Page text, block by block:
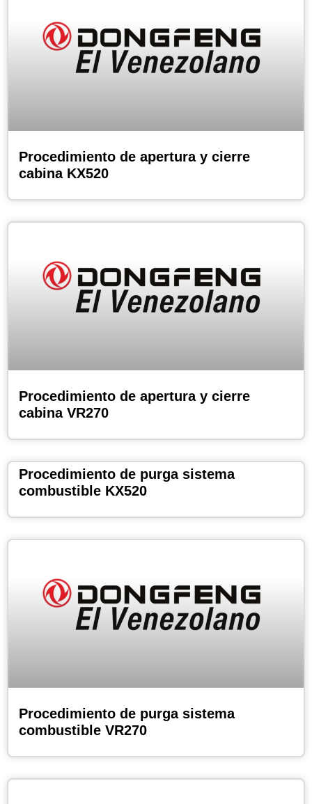
Procedimiento de apertura y cierre
cabina KX520
Procedimiento de apertura y cierre
cabina VR270
Procedimiento de purga sistema
combustible KX520
Procedimiento de purga sistema
combustible VR270